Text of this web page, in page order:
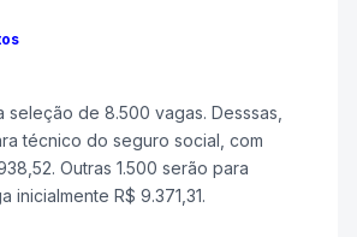
seleção de 8.500 vagas. Desssas,
técnico do seguro social, com
Outras 1.500 serão para
inicialmente R$ 9.371,31.